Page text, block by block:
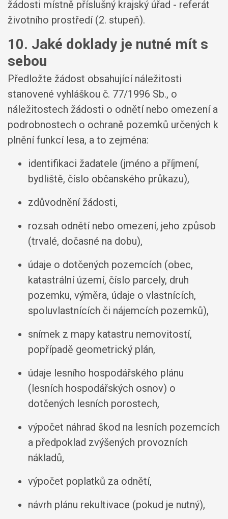
žádosti místně příslušný krajský úřad - referát
životního prostředí (2. stupeň).
10. Jaké doklady je nutné mít s
sebou
Předložte žádost obsahující náležitosti
stanovené vyhláškou č. 77/1996 Sb., o
náležitostech žádosti o odnětí nebo omezení a
podrobnostech o ochraně pozemků určených k
plnění funkcí lesa, a to zejména:
identifikaci žadatele (jméno a příjmení,
bydliště, číslo občanského průkazu),
zdůvodnění žádosti,
rozsah odnětí nebo omezení, jeho způsob
(trvalé, dočasné na dobu),
údaje o dotčených pozemcích (obec,
katastrální území, číslo parcely, druh
pozemku, výměra, údaje o vlastnících,
spoluvlastnících či nájemcích pozemků),
snímek z mapy katastru nemovitostí,
popřípadě geometrický plán,
údaje lesního hospodářského plánu
(lesních hospodářských osnov) o
dotčených lesních porostech,
výpočet náhrad škod na lesních pozemcích
a předpoklad zvýšených provozních
nákladů,
výpočet poplatků za odnětí,
návrh plánu rekultivace (pokud je nutný),